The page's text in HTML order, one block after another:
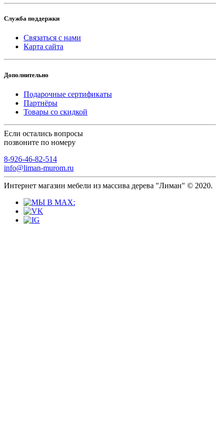
Служба поддержки
Связаться с нами
Карта сайта
Дополнительно
Подарочные сертификаты
Партнёры
Товары со скидкой
Если остались вопросы
позвоните по номеру
8-926-46-82-514
info@liman-murom.ru
Интернет магазин мебели из массива дерева "Лиман" © 2020.